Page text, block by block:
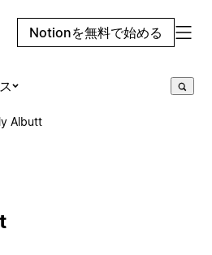
Notionを無料で始める
Albutt